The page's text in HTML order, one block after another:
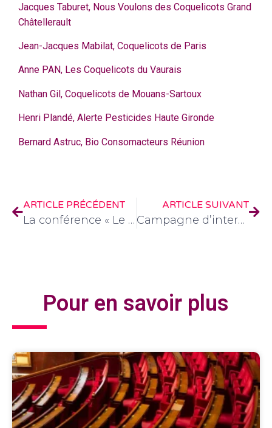
Jacques Taburet, Nous Voulons des Coquelicots Grand
Châtellerault
Jean-Jacques Mabilat, Coquelicots de Paris
Anne PAN, Les Coquelicots du Vaurais
Nathan Gil, Coquelicots de Mouans-Sartoux
Henri Plandé, Alerte Pesticides Haute Gironde
Bernard Astruc, Bio Consomacteurs Réunion
ARTICLE PRÉCÉDENT
La conférence « Le fœtus et ses environnements » à Montpellier le 7 novembre 2025
ARTICLE SUIVANT
Campagne d’interpellation des agences sanitaires des états membres
Pour en savoir plus